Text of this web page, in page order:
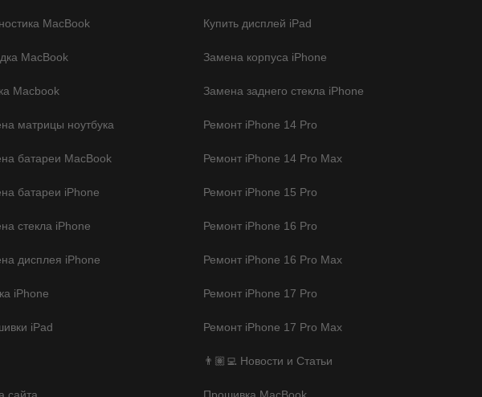
MacBook
MacBook
Macbook
матрицы ноутбука
батареи MacBook
батареи iPhone
стекла iPhone
дисплея iPhone
iPhone
iPad
сайта
Купить дисплей iPad
Замена корпуса iPhone
Замена заднего стекла iPhone
Ремонт iPhone 14 Pro
Ремонт iPhone 14 Pro Max
Ремонт iPhone 15 Pro
Ремонт iPhone 16 Pro
Ремонт iPhone 16 Pro Max
Ремонт iPhone 17 Pro
Ремонт iPhone 17 Pro Max
👨🏽‍💻 Новости и Статьи
Прошивка MacBook